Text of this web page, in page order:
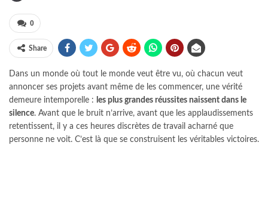
0
Share
Dans un monde où tout le monde veut être vu, où chacun veut
annoncer ses projets avant même de les commencer, une vérité
demeure intemporelle : les plus grandes réussites naissent dans le
silence. Avant que le bruit n’arrive, avant que les applaudissements
retentissent, il y a ces heures discrètes de travail acharné que
personne ne voit. C’est là que se construisent les véritables victoires.